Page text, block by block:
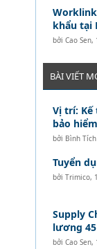
khẩu tại
bởi Cao Sen,
BÀI VIẾT
Vị trí:
bảo
bởi Bình
Tuyển
bởi Trimico,
Supply
lương
bởi Cao Sen,